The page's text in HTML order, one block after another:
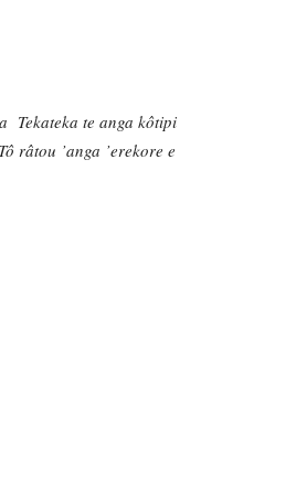
Tekateka te anga kôtipi
râtou ’anga ’erekore e